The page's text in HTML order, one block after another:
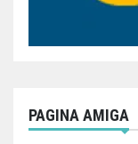
PAGINA AMIGA